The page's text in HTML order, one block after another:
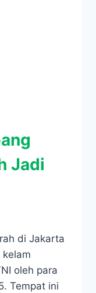
Jadi
di Jakarta
oleh para
Tempat ini